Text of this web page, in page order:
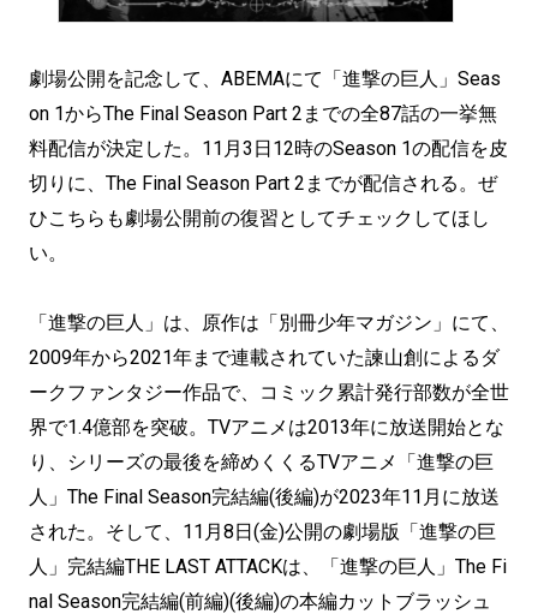
劇場公開を記念して、ABEMAにて「進撃の巨人」Seas
on 1からThe Final Season Part 2までの全87話の一挙無
料配信が決定した。11月3日12時のSeason 1の配信を皮
切りに、The Final Season Part 2までが配信される。ぜ
ひこちらも劇場公開前の復習としてチェックしてほし
い。
「進撃の巨人」は、原作は「別冊少年マガジン」にて、
2009年から2021年まで連載されていた諫山創によるダ
ークファンタジー作品で、コミック累計発行部数が全世
界で1.4億部を突破。TVアニメは2013年に放送開始とな
り、シリーズの最後を締めくくるTVアニメ「進撃の巨
人」The Final Season完結編(後編)が2023年11月に放送
された。そして、11月8日(金)公開の劇場版「進撃の巨
人」完結編THE LAST ATTACKは、「進撃の巨人」The Fi
nal Season完結編(前編)(後編)の本編カットブラッシュ